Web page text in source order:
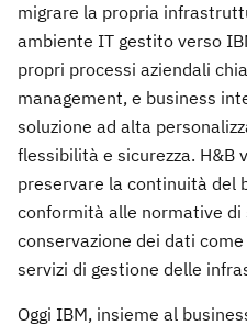
migrare la propria
ambiente IT gestito verso
propri processi aziendali
management, e business
soluzione ad alta
flessibilità e sicurezza. H&B
preservare la continuità del
conformità alle normative
conservazione dei dati
servizi di gestione delle
Oggi IBM, insieme al